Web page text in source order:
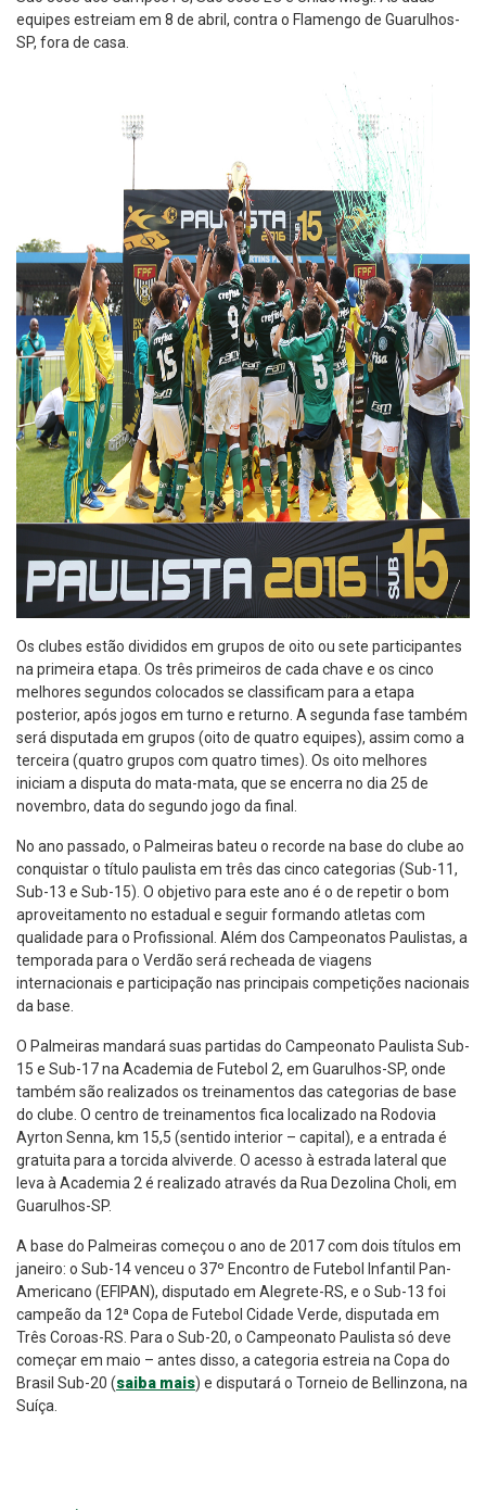
equipes estreiam em 8 de abril, contra o Flamengo de Guarulhos-
SP, fora de casa.
Os clubes estão divididos em grupos de oito ou sete participantes
na primeira etapa. Os três primeiros de cada chave e os cinco
melhores segundos colocados se classificam para a etapa
posterior, após jogos em turno e returno. A segunda fase também
será disputada em grupos (oito de quatro equipes), assim como a
terceira (quatro grupos com quatro times). Os oito melhores
iniciam a disputa do mata-mata, que se encerra no dia 25 de
novembro, data do segundo jogo da final.
No ano passado, o Palmeiras bateu o recorde na base do clube ao
conquistar o título paulista em três das cinco categorias (Sub-11,
Sub-13 e Sub-15). O objetivo para este ano é o de repetir o bom
aproveitamento no estadual e seguir formando atletas com
qualidade para o Profissional. Além dos Campeonatos Paulistas, a
temporada para o Verdão será recheada de viagens
internacionais e participação nas principais competições nacionais
da base.
O Palmeiras mandará suas partidas do Campeonato Paulista Sub-
15 e Sub-17 na Academia de Futebol 2, em Guarulhos-SP, onde
também são realizados os treinamentos das categorias de base
do clube. O centro de treinamentos fica localizado na Rodovia
Ayrton Senna, km 15,5 (sentido interior – capital), e a entrada é
gratuita para a torcida alviverde. O acesso à estrada lateral que
leva à Academia 2 é realizado através da Rua Dezolina Choli, em
Guarulhos-SP.
A base do Palmeiras começou o ano de 2017 com dois títulos em
janeiro: o Sub-14 venceu o 37º Encontro de Futebol Infantil Pan-
Americano (EFIPAN), disputado em Alegrete-RS, e o Sub-13 foi
campeão da 12ª Copa de Futebol Cidade Verde, disputada em
Três Coroas-RS. Para o Sub-20, o Campeonato Paulista só deve
começar em maio – antes disso, a categoria estreia na Copa do
Brasil Sub-20 (saiba mais) e disputará o Torneio de Bellinzona, na
Suíça.